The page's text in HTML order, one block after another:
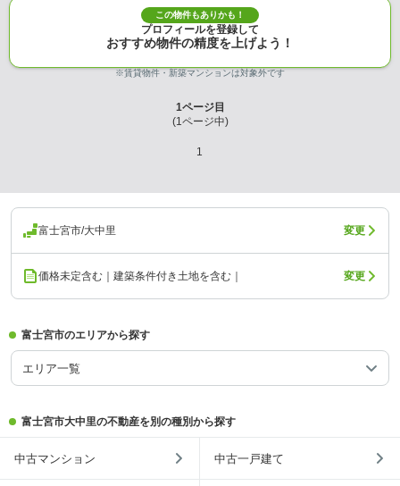
この物件もありかも！
プロフィールを登録して
おすすめ物件の精度を上げよう！
※賃貸物件・新築マンションは対象外です
1ページ目
(1ページ中)
1
富士宮市/大中里 変更
価格未定含む｜建築条件付き土地を含む｜ 変更
富士宮市のエリアから探す
エリア一覧
富士宮市大中里の不動産を別の種別から探す
中古マンション 中古一戸建て